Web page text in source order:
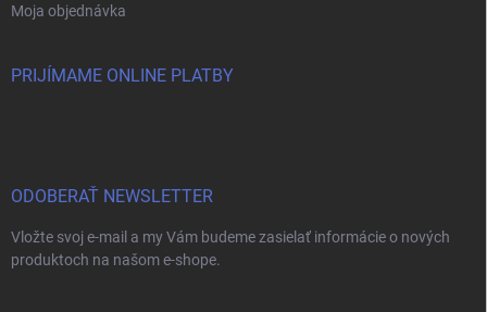
Moja objednávka
PRIJÍMAME ONLINE PLATBY
ODOBERAŤ NEWSLETTER
Vložte svoj e-mail a my Vám budeme zasielať informácie o nových
produktoch na našom e-shope.